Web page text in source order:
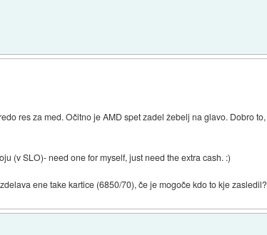
res za med. Očitno je AMD spet zadel žebelj na glavo. Dobro to,
(v SLO)- need one for myself, just need the extra cash. :)
ene take kartice (6850/70), če je mogoče kdo to kje zasledil?